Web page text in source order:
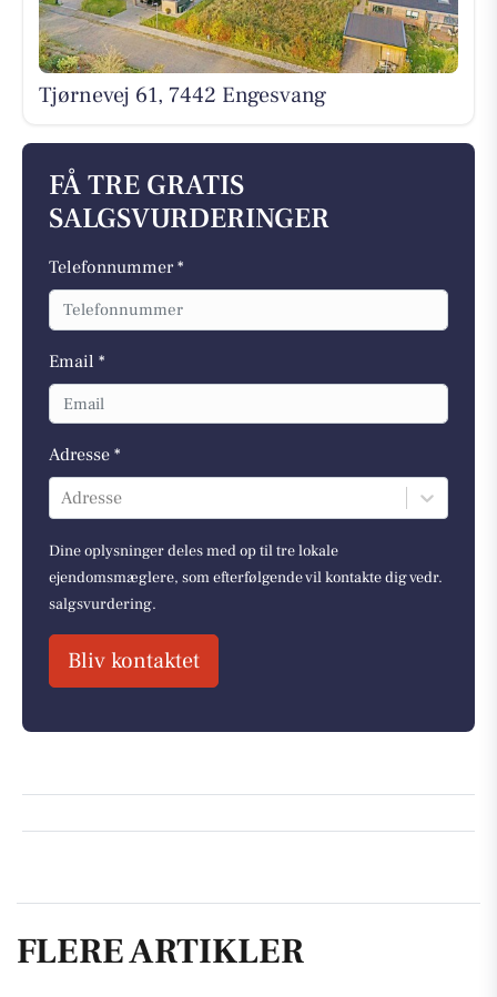
Tjørnevej 61, 7442 Engesvang
FÅ TRE GRATIS
SALGSVURDERINGER
Telefonnummer *
Email *
Adresse *
Adresse
Dine oplysninger deles med op til tre lokale
ejendomsmæglere, som efterfølgende vil kontakte dig vedr.
salgsvurdering.
Bliv kontaktet
FLERE ARTIKLER